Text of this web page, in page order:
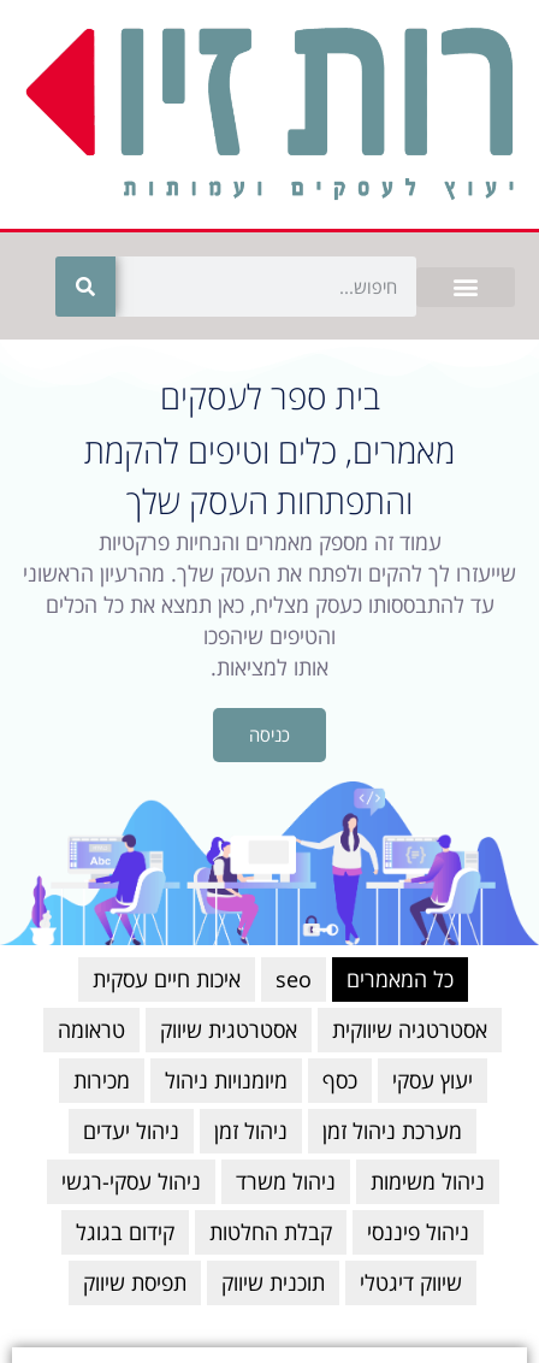
אנטר
מרכזי
בית ספר לעסקים
מאמרים, כלים וטיפים להקמת
והתפתחות העסק שלך
עמוד זה מספק מאמרים והנחיות פרקטיות
שייעזרו לך להקים ולפתח את העסק שלך. מהרעיון הראשוני
עד להתבססותו כעסק מצליח, כאן תמצא את כל הכלים
והטיפים שיהפכו
אותו למציאות.
כניסה
כל המאמרים seo
איכות חיים עסקית
אסטרטגיה שיווקית
אסטרטגית שיווק
טראומה
יעוץ עסקי
כסף מיומנויות ניהול
מכירות
מערכת ניהול זמן
ניהול זמן
ניהול יעדים
ניהול משימות
ניהול משרד
ניהול עסקי-רגשי
ניהול פיננסי
קבלת החלטות
קידום בגוגל
שיווק דיגטלי
תוכנית שיווק תפיסת שיווק